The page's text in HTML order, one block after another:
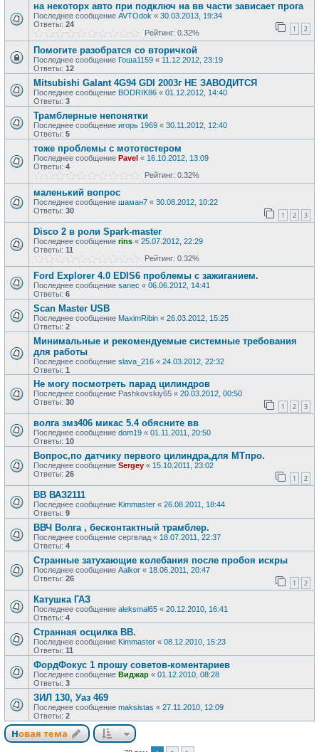
на некоторх авто при подключ на вв части зависает прога
Последнее сообщение AVTOdok « 30.03.2013, 19:34
Ответы: 24 1 2
Рейтинг: 0.32%
Помогите разобратся со вторичкой
Последнее сообщение Гоша1159 « 11.12.2012, 23:19
Ответы: 12
Mitsubishi Galant 4G94 GDI 2003г НЕ ЗАВОДИТСЯ
Последнее сообщение BODRIK86 « 01.12.2012, 14:40
Ответы: 3
Трамблерные непонятки
Последнее сообщение игорь 1969 « 30.11.2012, 12:40
Ответы: 5
тоже проблемы с мототестером
Последнее сообщение Pavel « 16.10.2012, 13:09
Ответы: 4
Рейтинг: 0.32%
маленький вопрос
Последнее сообщение шаман7 « 30.08.2012, 10:22
Ответы: 30 1 2 3
Disco 2 в роли Spark-master
Последнее сообщение rins « 25.07.2012, 22:29
Ответы: 11
Рейтинг: 0.32%
Ford Explorer 4.0 EDIS6 проблемы с зажиганием.
Последнее сообщение sanec « 06.06.2012, 14:41
Ответы: 6
Scan Master USB
Последнее сообщение MaximRibin « 26.03.2012, 15:25
Ответы: 2
Минимальные и рекомендуемые системные требования
для работы
Последнее сообщение slava_216 « 24.03.2012, 22:32
Ответы: 1
Не могу посмотреть парад цилиндров
Последнее сообщение Pashkovskiy65 « 20.03.2012, 00:50
Ответы: 30 1 2 3
волга змз406 микас 5.4 обясните вв
Последнее сообщение dom19 « 01.11.2011, 20:50
Ответы: 10
Вопрос,по датчику первого цилиндра,для МТпро.
Последнее сообщение Sergey « 15.10.2011, 23:02
Ответы: 26 1 2
ВВ ВАЗ2111
Последнее сообщение Kimmaster « 26.08.2011, 18:44
Ответы: 9
ВВЧ Волга , бесконтактный трамблер.
Последнее сообщение сергвлад « 18.07.2011, 22:37
Ответы: 4
Странные затухающие колебания после пробоя искры
Последнее сообщение Aalkor « 18.06.2011, 20:47
Ответы: 26 1 2
Катушка ГАЗ
Последнее сообщение aleksmal65 « 20.12.2010, 16:41
Ответы: 4
Странная осцилка ВВ.
Последнее сообщение Kimmaster « 08.12.2010, 15:23
Ответы: 11
ФордФокус 1 прошу советов-коментариев
Последнее сообщение Виджар « 01.12.2010, 08:28
Ответы: 3
ЗИЛ 130, Уаз 469
Последнее сообщение maksistas « 27.11.2010, 12:09
Ответы: 2
Новая тема